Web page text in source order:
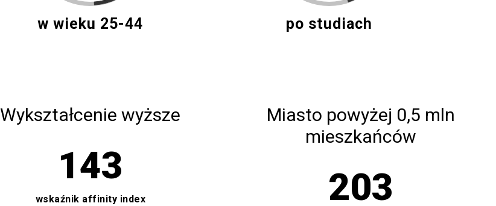
w wieku 25-44 po studiach
Wykształcenie wyższe
143
wskaźnik affinity index
Miasto powyżej 0,5 mln
mieszkańców
203